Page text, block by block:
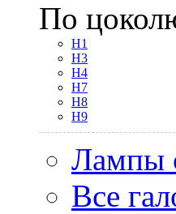
По
H1
H3
H4
H7
H8
H9
Лампы
Все